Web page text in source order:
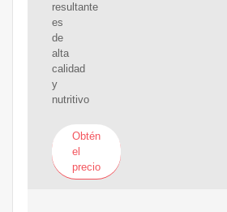
resultante
es
de
alta
calidad
y
nutritivo
Obtén
el
precio